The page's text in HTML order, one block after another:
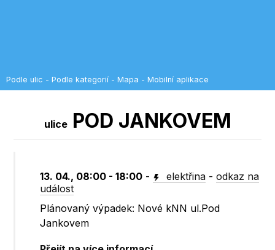
Podle ulic - Podle kategorií - Mapa - Mobilní aplikace
ulicePOD JANKOVEM
13. 04., 08:00 - 18:00 - elektřina -odkaz na
událost
Plánovaný výpadek: Nové kNN ul.Pod
Jankovem